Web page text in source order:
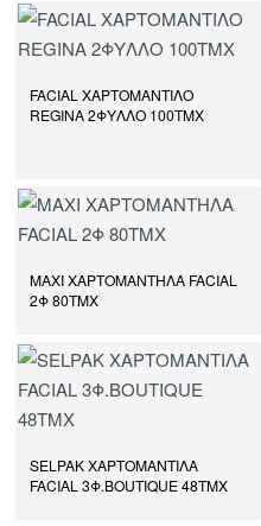
FACIAL ΧΑΡΤΟΜΑΝΤΙΛΟ
REGINA 2ΦΥΛΛΟ 100ΤΜΧ
ΜΑΧΙ ΧΑΡΤΟΜΑΝΤΗΛΑ FACIAL
2Φ 80ΤΜΧ
SELPAK ΧΑΡΤΟΜΑΝΤΙΛΑ
FACIAL 3Φ.BOUTIQUE 48ΤΜΧ